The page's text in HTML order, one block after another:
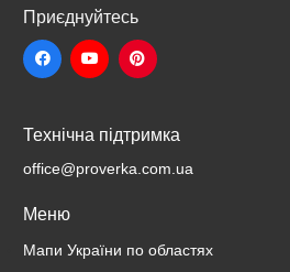
Приєднуйтесь
Технічна підтримка
office@proverka.com.ua
Меню
Мапи України по областях